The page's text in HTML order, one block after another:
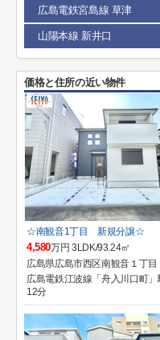
広島電鉄宮島線 草津
山陽本線 新井口
価格と住所の近い物件
☆南観音1丁目 新規分譲☆
4,580万円 3LDK/93.24㎡
広島県広島市西区南観音１丁目
広島電鉄江波線「舟入川口町」
12分